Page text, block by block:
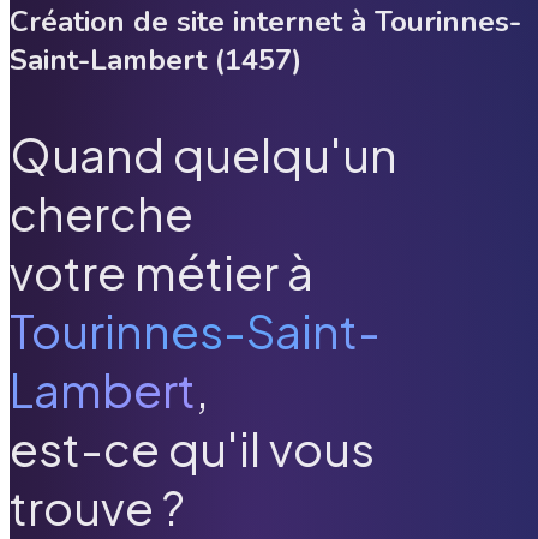
Création de site internet à Tourinnes-
Saint-Lambert(1457)
Quand quelqu'un
cherche
votre métier à
Tourinnes-Saint-
Lambert,
est-ce qu'il vous
trouve ?